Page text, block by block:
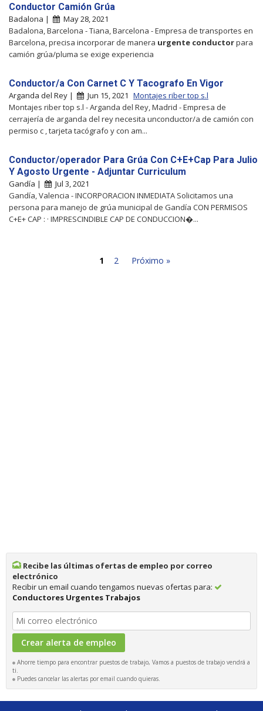
Conductor Camión Grúa
Badalona |
May 28, 2021
Badalona, Barcelona - Tiana, Barcelona - Empresa de transportes en
Barcelona, precisa incorporar de manera urgente conductorpara
camión grúa/pluma se exige experiencia
Conductor/a Con Carnet C Y Tacografo En Vigor
Arganda del Rey | Jun 15, 2021 Montajes riber top s.l
Montajes riber top s.l - Arganda del Rey, Madrid - Empresa de
cerrajería de arganda del rey necesita unconductor/a de camión con
permiso c , tarjeta tacógrafo y con am...
Conductor/operador Para Grúa Con C+E+Cap Para Julio
Y Agosto Urgente - Adjuntar Curriculum
Gandía |
Jul 3, 2021
Gandía, Valencia - INCORPORACION INMEDIATA Solicitamos una
persona para manejo de grúa municipal de Gandía CON PERMISOS
C+E+ CAP : · IMPRESCINDIBLE CAP DE CONDUCCION�...
1 2 Próximo »
Recibe las últimas ofertas de empleo por correo
electrónico
Recibir un email cuando tengamos nuevas ofertas para:
Conductores Urgentes Trabajos
Ahorre tiempo para encontrar puestos de trabajo, Vamos a puestos de trabajo vendrá a
ti.
Puedes cancelar las alertas por email cuando quieras.